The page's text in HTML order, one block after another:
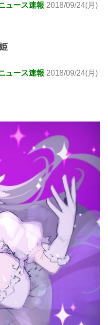
ュース速報 2018/09/24(月)
ュース速報 2018/09/24(月)